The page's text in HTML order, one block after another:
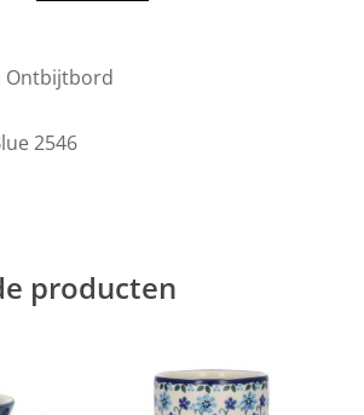
Ontbijtbord
2546
producten